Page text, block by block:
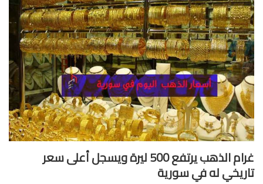
غرام الذهب يرتفع 500 ليرة ويسجل أعلى سعر
له في سورية